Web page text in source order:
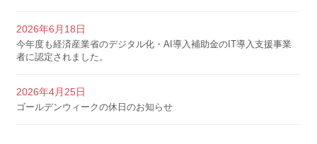
2026年6月18日
今年度も経済産業省のデジタル化・AI導入補助金のIT導入支援事業
者に認定されました。
2026年4月25日
ゴールデンウィークの休日のお知らせ